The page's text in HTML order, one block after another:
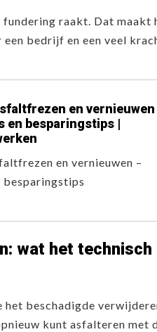
raakt. Dat maakt
bedrijf en een veel
en vernieuwen
en besparingstips |
en vernieuwen –
besparingstips
wat het technisch
beschadigde
kunt asfalteren met